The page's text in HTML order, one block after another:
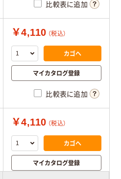
比較表に追加
￥4,110 （税込）
カゴへ
マイカタログ登録
比較表に追加
￥4,110 （税込）
カゴへ
マイカタログ登録